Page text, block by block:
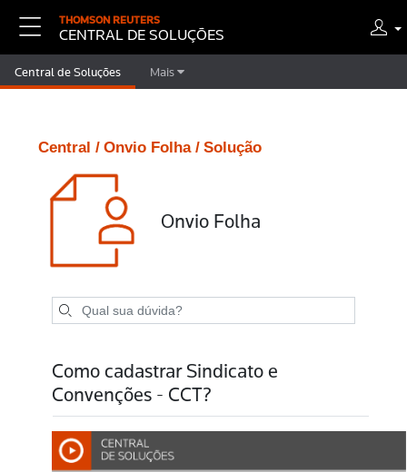
THOMSON REUTERS
CENTRAL DE SOLUÇÕES
Central de Soluções Mais
Central / Onvio Folha / Solução
Onvio Folha
Como cadastrar Sindicato e
Convenções - CCT?